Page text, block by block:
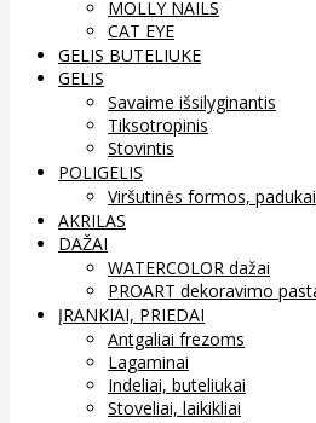
MOLLY NAILS
CAT EYE
GELIS BUTELIUKE
GELIS
Savaime išsilyginantis
Tiksotropinis
Stovintis
POLIGELIS
Viršutinės formos, padukai
AKRILAS
DAŽAI
WATERCOLOR dažai
PROART dekoravimo
ĮRANKIAI, PRIEDAI
Antgaliai frezoms
Lagaminai
Indeliai, buteliukai
Stoveliai, laikikliai